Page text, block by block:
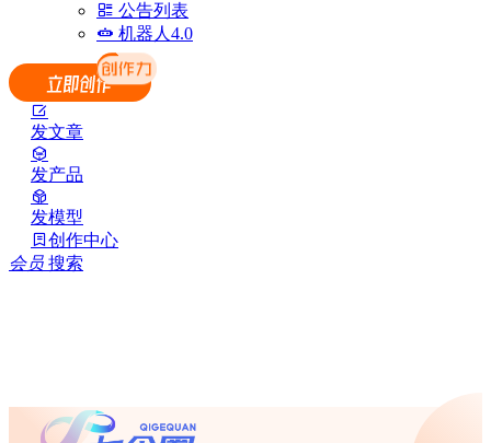
公告列表
机器人4.0
发文章
发产品
发模型
创作中心
会员 搜索